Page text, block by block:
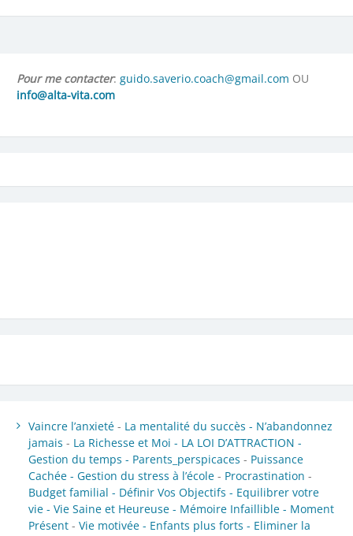
Pour me contacter: guido.saverio.coach@gmail.com OU
info@alta-vita.com
Vaincre l’anxieté - La mentalité du succès - N’abandonnez
jamais - La Richesse et Moi - LA LOI D’ATTRACTION -
Gestion du temps - Parents_perspicaces - Puissance
Cachée - Gestion du stress à l’école - Procrastination -
Budget familial - Définir Vos Objectifs - Equilibrer votre
vie - Vie Saine et Heureuse - Mémoire Infaillible - Moment
Présent - Vie motivée - Enfants plus forts - Eliminer la